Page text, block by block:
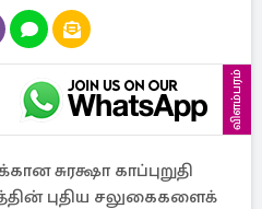
விளம்பரம்
சுரக்ஷா காப்புறுதி
புதிய சலுகைகளைக்